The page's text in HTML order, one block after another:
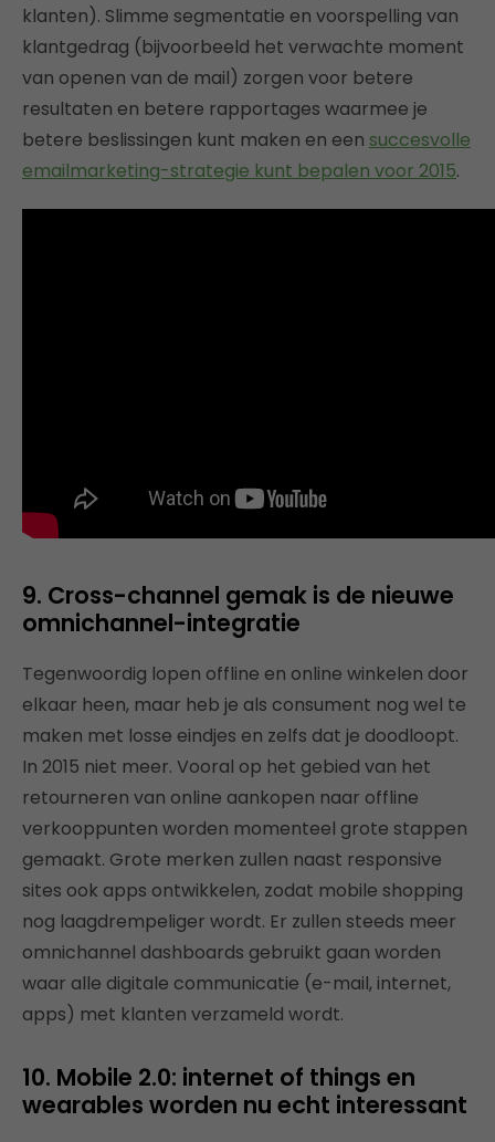
klanten). Slimme segmentatie en voorspelling van
klantgedrag (bijvoorbeeld het verwachte moment
van openen van de mail) zorgen voor betere
resultaten en betere rapportages waarmee je
betere beslissingen kunt maken en een succesvolle
emailmarketing-strategie kunt bepalen voor 2015.
9. Cross-channel gemak is de nieuwe
omnichannel-integratie
Tegenwoordig lopen offline en online winkelen door
elkaar heen, maar heb je als consument nog wel te
maken met losse eindjes en zelfs dat je doodloopt.
In 2015 niet meer. Vooral op het gebied van het
retourneren van online aankopen naar offline
verkooppunten worden momenteel grote stappen
gemaakt. Grote merken zullen naast responsive
sites ook apps ontwikkelen, zodat mobile shopping
nog laagdrempeliger wordt. Er zullen steeds meer
omnichannel dashboards gebruikt gaan worden
waar alle digitale communicatie (e-mail, internet,
apps) met klanten verzameld wordt.
10. Mobile 2.0: internet of things en
wearables worden nu echt interessant